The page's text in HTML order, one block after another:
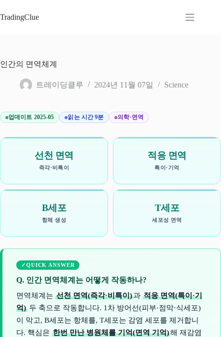
문
뛰
TradingClue
인간의 면역체계
트레이딩클루 2024년 11월 07일 Science
업데이트 2025-05 읽는 시간 9분 의학·면역
선천 면역
즉각·비특이
적응 면역
특이·기억
B세포
항체 생성
T세포
세포성 면역
QUICK ANSWER
Q. 인간 면역체계는 어떻게 작동하나?
면역체계는 선천 면역(즉각·비특이)과 적응 면역(특이·기
억) 두 축으로 작동합니다. 1차 방어선(피부·점막·식세포)
이 막고, B세포는 항체를, T세포는 감염 세포를 제거합니
다. 핵심은 한번 만난 병원체를 기억(면역 기억)해 재감염